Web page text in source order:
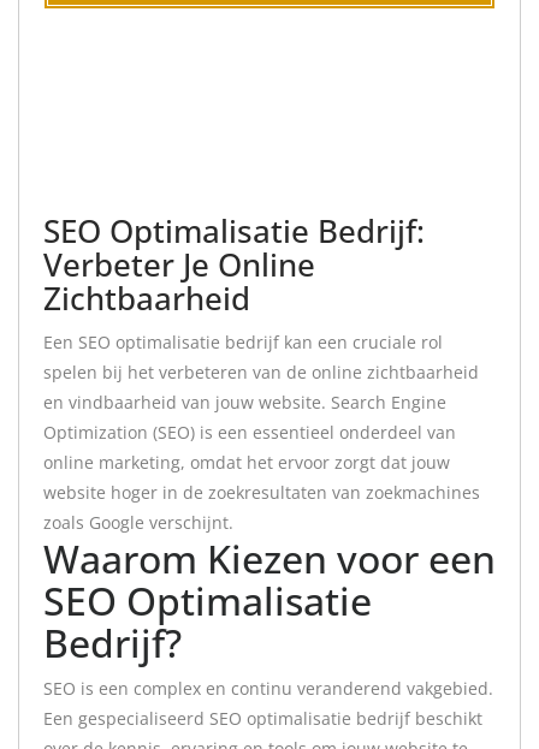
SEO Optimalisatie Bedrijf:
Verbeter Je Online
Zichtbaarheid
Een SEO optimalisatie bedrijf kan een cruciale rol
spelen bij het verbeteren van de online zichtbaarheid
en vindbaarheid van jouw website. Search Engine
Optimization (SEO) is een essentieel onderdeel van
online marketing, omdat het ervoor zorgt dat jouw
website hoger in de zoekresultaten van zoekmachines
zoals Google verschijnt.
Waarom Kiezen voor een
SEO Optimalisatie
Bedrijf?
SEO is een complex en continu veranderend vakgebied.
Een gespecialiseerd SEO optimalisatie bedrijf beschikt